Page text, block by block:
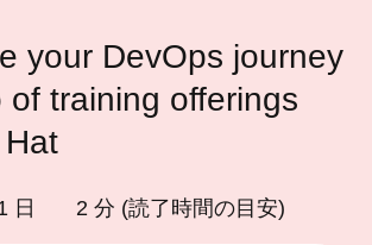
your DevOps journey
of training offerings
日 2 分 (読了時間の目安)